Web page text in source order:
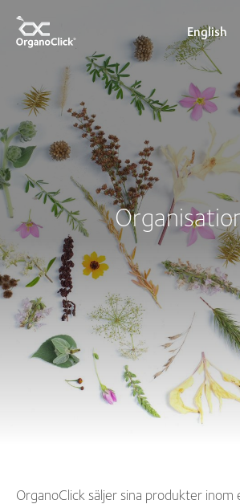
English
Search for:
OrganoClick säljer sina produkter